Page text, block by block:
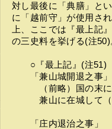
対し最後に「典膳」と
に「越前守」が使用さ
上、ここでは『最上記
の三史料を挙げる(注50)
○『最上記』(注51)
「兼山城開退之事
（前略）国の末に
兼山に在城して（
「庄内退治之事